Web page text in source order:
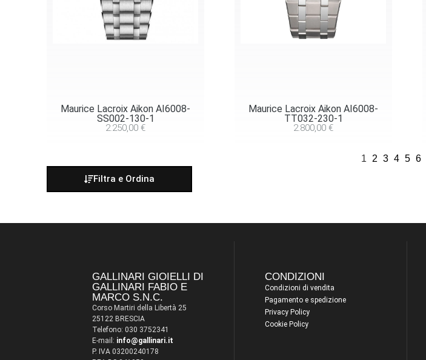
Maurice Lacroix Aikon AI6008-
SS002-130-1
2.250,00€
Maurice Lacroix Aikon AI6008-
TT032-230-1
2.800,00€
1 2 3 4 5 6
Filtra e Ordina
GALLINARI GIOIELLI DI
GALLINARI FABIO E
MARCO S.N.C.
Corso Martiri della Libertà 25
25122 BRESCIA
Telefono: 030 3752341
E-mail: info@gallinari.it
P. IVA 03200240178
CONDIZIONI
Condizioni di vendita
Pagamento e spedizione
Privacy Policy
Cookie Policy